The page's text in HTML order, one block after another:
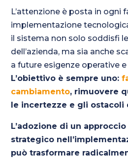
L’attenzione è posta in ogni
implementazione
il sistema non solo soddisfi
dell’azienda, ma sia anche
a future esigenze operative
L’obiettivo è sempre uno:
cambiamento, rimuovere
le incertezze e gli ostacoli
L’adozione di un
strategico
può trasformare